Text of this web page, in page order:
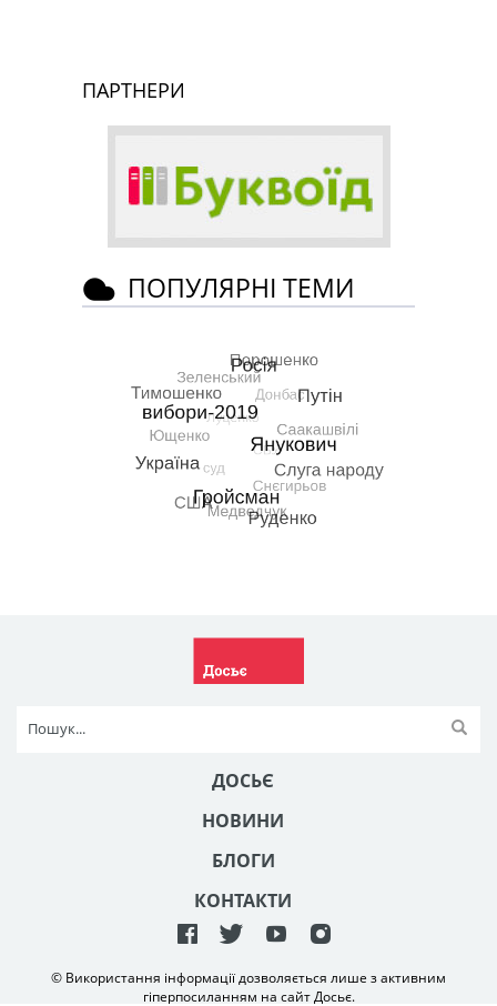
ПАРТНЕРИ
ПОПУЛЯРНІ ТЕМИ
ДОСЬЄ
НОВИНИ
БЛОГИ
КОНТАКТИ
© Використання інформації дозволяється лише з активним
гіперпосиланням на сайт Досьє.